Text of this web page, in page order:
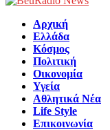
Αρχική
Ελλάδα
Κόσμος
Πολιτική
Οικονομία
Υγεία
Αθλητικά Νέα
Life Style
Επικοινωνία